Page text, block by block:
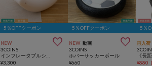
5％OFFクーポン
NEW 
3COINS
¥3,300
5％OFFクーポン
NEW 動画 
3COINS
ホバーサッカーボール
¥660
5％
再入荷
¥880